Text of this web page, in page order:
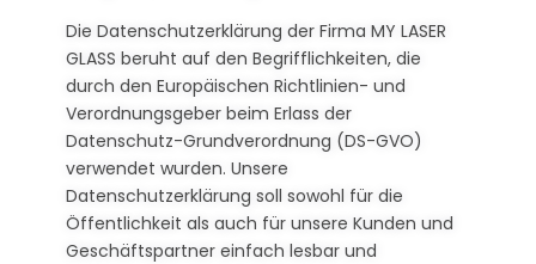
Die Datenschutzerklärung der Firma MY LASER
GLASS beruht auf den Begrifflichkeiten, die
durch den Europäischen Richtlinien- und
Verordnungsgeber beim Erlass der
Datenschutz-Grundverordnung (DS-GVO)
verwendet wurden. Unsere
Datenschutzerklärung soll sowohl für die
Öffentlichkeit als auch für unsere Kunden und
Geschäftspartner einfach lesbar und